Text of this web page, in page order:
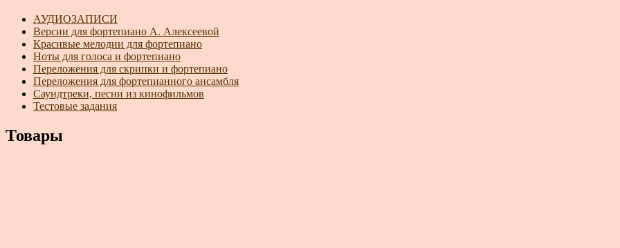
АУДИОЗАПИСИ
Версии для фортепиано А. Алексеевой
Красивые мелодии для фортепиано
Ноты для голоса и фортепиано
Переложения для скрипки и фортепиано
Переложения для фортепианного ансамбля
Саундтреки, песни из кинофильмов
Тестовые задания
Товары